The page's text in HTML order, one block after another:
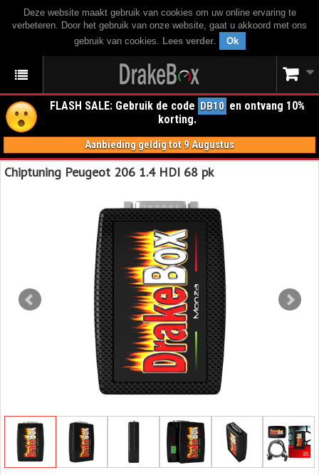
Deze website maakt gebruik van cookies om uw online ervaring te
verbeteren. Door het gebruik van onze website, gaat u akkoord met ons
gebruik van cookies. Lees verder. Ok
FLASH SALE: Gebruik de code DB10 en ontvang 10%
korting.
Aanbieding geldig tot 9 Augustus
Chiptuning Peugeot 206 1.4 HDI 68 pk